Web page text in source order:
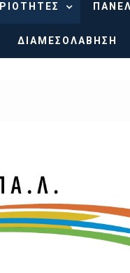
ΔΙΑΜΕΣΟΛΆΒΗΣΗ